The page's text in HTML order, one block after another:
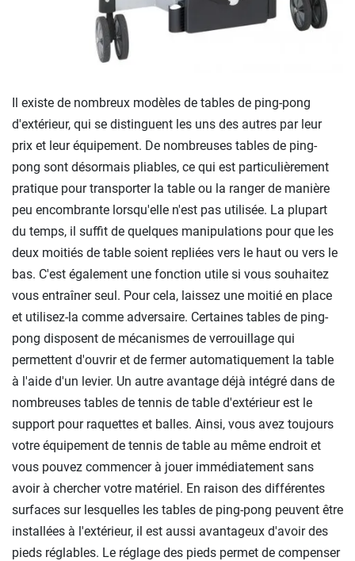
Il existe de nombreux modèles de tables de ping-pong
d'extérieur, qui se distinguent les uns des autres par leur
prix et leur équipement. De nombreuses tables de ping-
pong sont désormais pliables, ce qui est particulièrement
pratique pour transporter la table ou la ranger de manière
peu encombrante lorsqu'elle n'est pas utilisée. La plupart
du temps, il suffit de quelques manipulations pour que les
deux moitiés de table soient repliées vers le haut ou vers le
bas. C'est également une fonction utile si vous souhaitez
vous entraîner seul. Pour cela, laissez une moitié en place
et utilisez-la comme adversaire. Certaines tables de ping-
pong disposent de mécanismes de verrouillage qui
permettent d'ouvrir et de fermer automatiquement la table
à l'aide d'un levier. Un autre avantage déjà intégré dans de
nombreuses tables de tennis de table d'extérieur est le
support pour raquettes et balles. Ainsi, vous avez toujours
votre équipement de tennis de table au même endroit et
vous pouvez commencer à jouer immédiatement sans
avoir à chercher votre matériel. En raison des différentes
surfaces sur lesquelles les tables de ping-pong peuvent être
installées à l'extérieur, il est aussi avantageux d'avoir des
pieds réglables. Le réglage des pieds permet de compenser